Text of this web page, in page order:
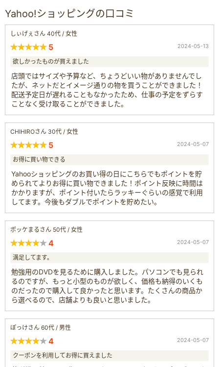
Yahoo!ショッピングの口コミ
しぃげぇさん 40代 / 女性
5 2024-05-13
欲しかったものが買えました
店頭ではサイズや予算など、ちょうどいい物がありませんでし
たが、ネットだとイメージ通りの物を買うことができました！
配送予定日が遅れることもなかったため、仕事の予定をずらす
ことなく受け取ることができました。
CHIHIROさん 30代 / 女性
5 2024-05-07
お得に買い物できる
Yahooショッピングのお買い得の日にこちらでもポイントを貯
められてよりお得に買い物できました！ポイント反映に時間は
かかりますが、ポイント付いたらラッキーぐらいの感覚で利用
してます。今後もダブルでポイントを貯めたい。
ポッケまるさん 50代 / 女性
4 2024-05-07
満足してます。
勉強用のDVDを見るために購入しました。パソコンでも見られ
るのですが、もっと小型のものが欲しく、価格も納得のいくも
のだったので購入して良かったと思います。たくさんの商品か
ら選べるので、店舗よりも良いと思いました。
ぽっけさん 60代 / 男性
4 2024-05-07
クーポンを利用してお得に買えました